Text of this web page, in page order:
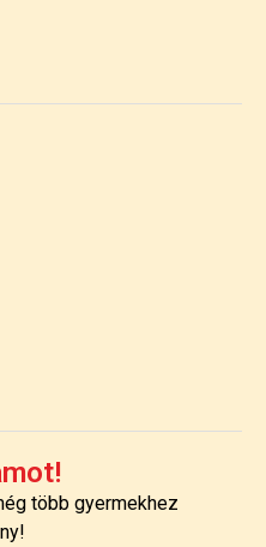
több gyermekhez